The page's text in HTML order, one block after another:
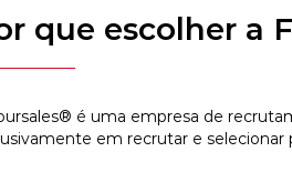
que escolher a
é uma empresa de
em recrutar e